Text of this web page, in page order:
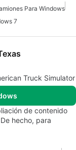
Para Windows
7
Truck Simulator
de contenido
hecho, para